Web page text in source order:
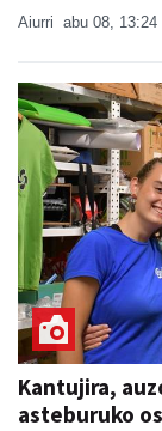
Aiurri abu 08, 13:24
Kantujira,
asteburuko